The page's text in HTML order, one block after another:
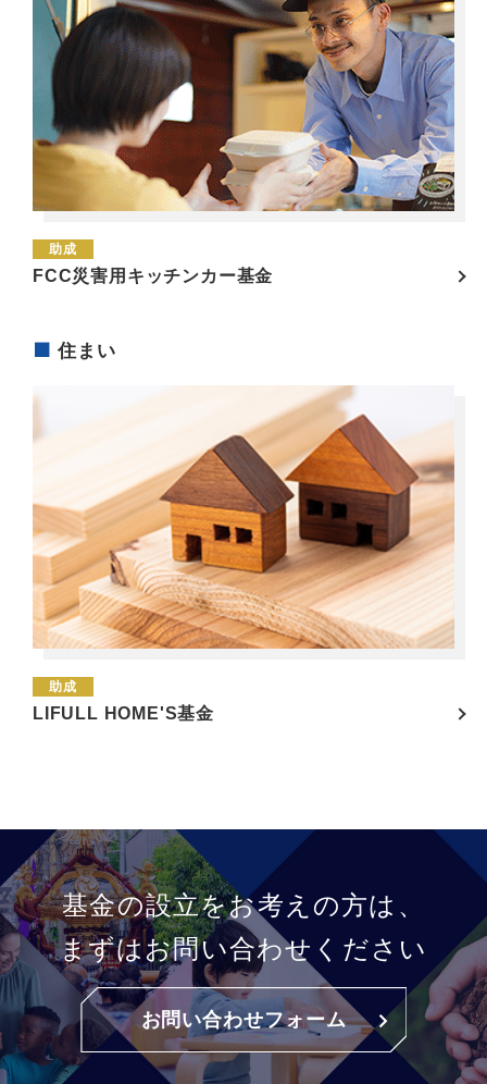
助成
FCC災害用キッチンカー基金
住まい
助成
LIFULL HOME'S基金
基金の設立をお考えの方は、
まずはお問い合わせください
お問い合わせフォーム